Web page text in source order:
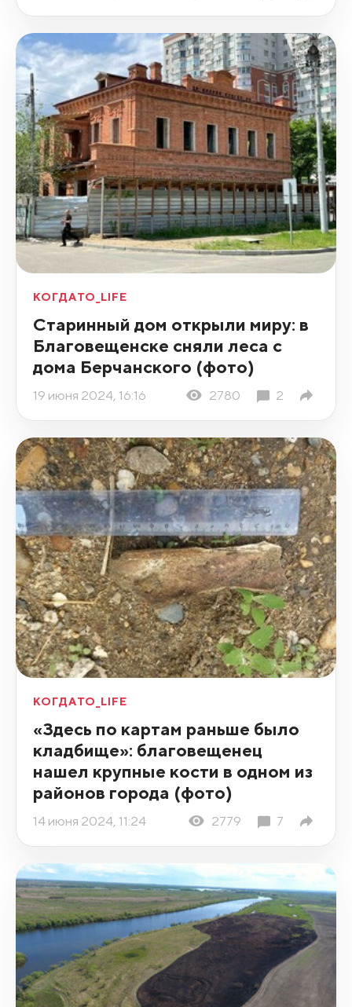
КОГДАТО_LIFE
Старинный дом открыли миру: в
Благовещенске сняли леса с
дома Берчанского (фото)
19 июня 2024, 16:16 2780 2
КОГДАТО_LIFE
«Здесь по картам раньше было
кладбище»: благовещенец
нашел крупные кости в одном из
районов города (фото)
14 июня 2024, 11:24 2779 7